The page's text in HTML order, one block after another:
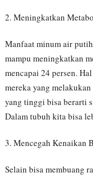
2. Meningkatkan
Manfaat minum air
mampu meningkatkan
mencapai 24 persen.
mereka yang
yang tinggi bisa berarti
Dalam tubuh kita bisa
3. Mencegah Kenaikan
Selain bisa membuang